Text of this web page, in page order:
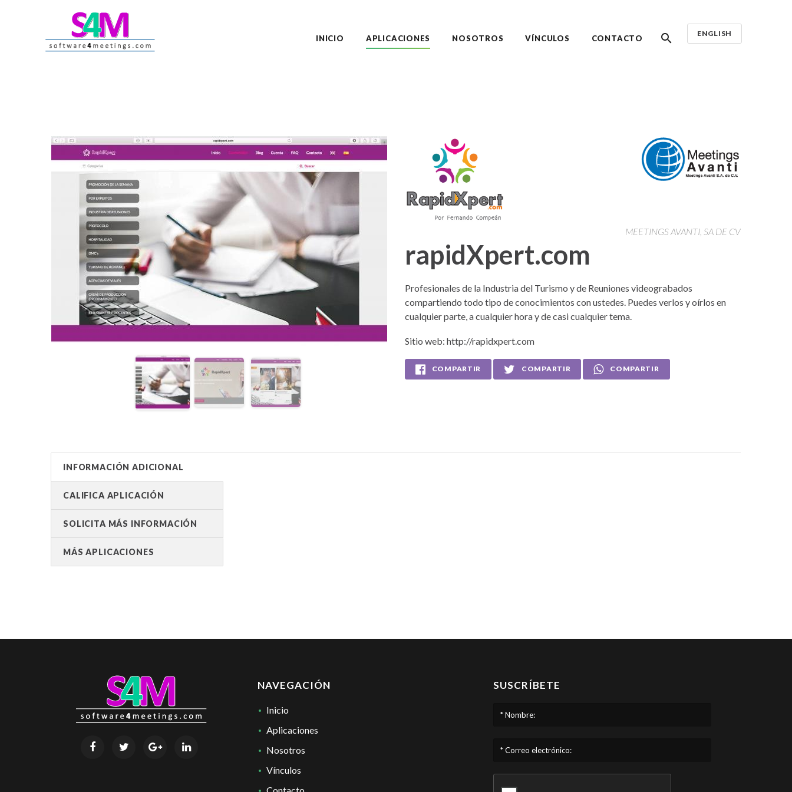
INICIO APLICACIONES NOSOTROS VÍNCULOS CONTACTO
ENGLISH
MEETINGS AVANTI, SA DE CV
rapidXpert.com
Profesionales de la Industria del Turismo y de Reuniones videograbados
compartiendo todo tipo de conocimientos con ustedes. Puedes verlos y oírlos en
cualquier parte, a cualquier hora y de casi cualquier tema.
Sitio web: http://rapidxpert.com
COMPARTIR COMPARTIR COMPARTIR
INFORMACIÓN ADICIONAL
CALIFICA APLICACIÓN
SOLICITA MÁS INFORMACIÓN
MÁS APLICACIONES
NAVEGACIÓN
Inicio
Aplicaciones
Nosotros
Vínculos
Contacto
SUSCRÍBETE
* Nombre:
* Correo electrónico: